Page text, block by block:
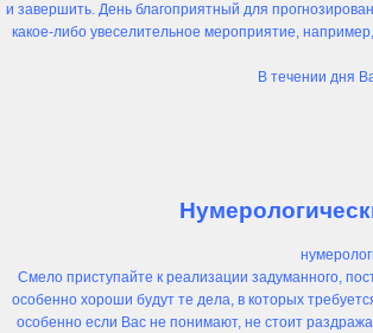
и завершить. День благоприятный для
какое-либо увеселительное мероприятие,
В течении дня
Смело приступайте к реализации задуманного,
особенно хороши будут те дела, в которых
особенно если Вас не понимают, не стоит